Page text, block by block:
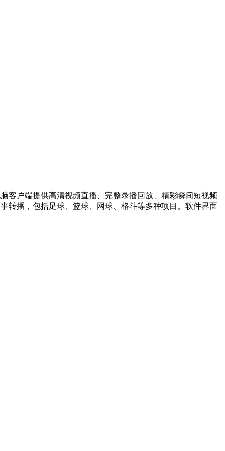
客户端提供高清视频直播、完整录播回放、精彩瞬间短视频
转播，包括足球、篮球、网球、格斗等多种项目。软件界面